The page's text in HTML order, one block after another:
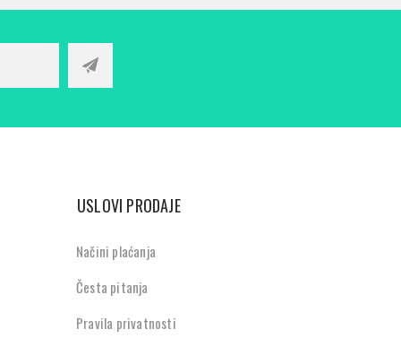
USLOVI PRODAJE
Načini plaćanja
Česta pitanja
Pravila privatnosti